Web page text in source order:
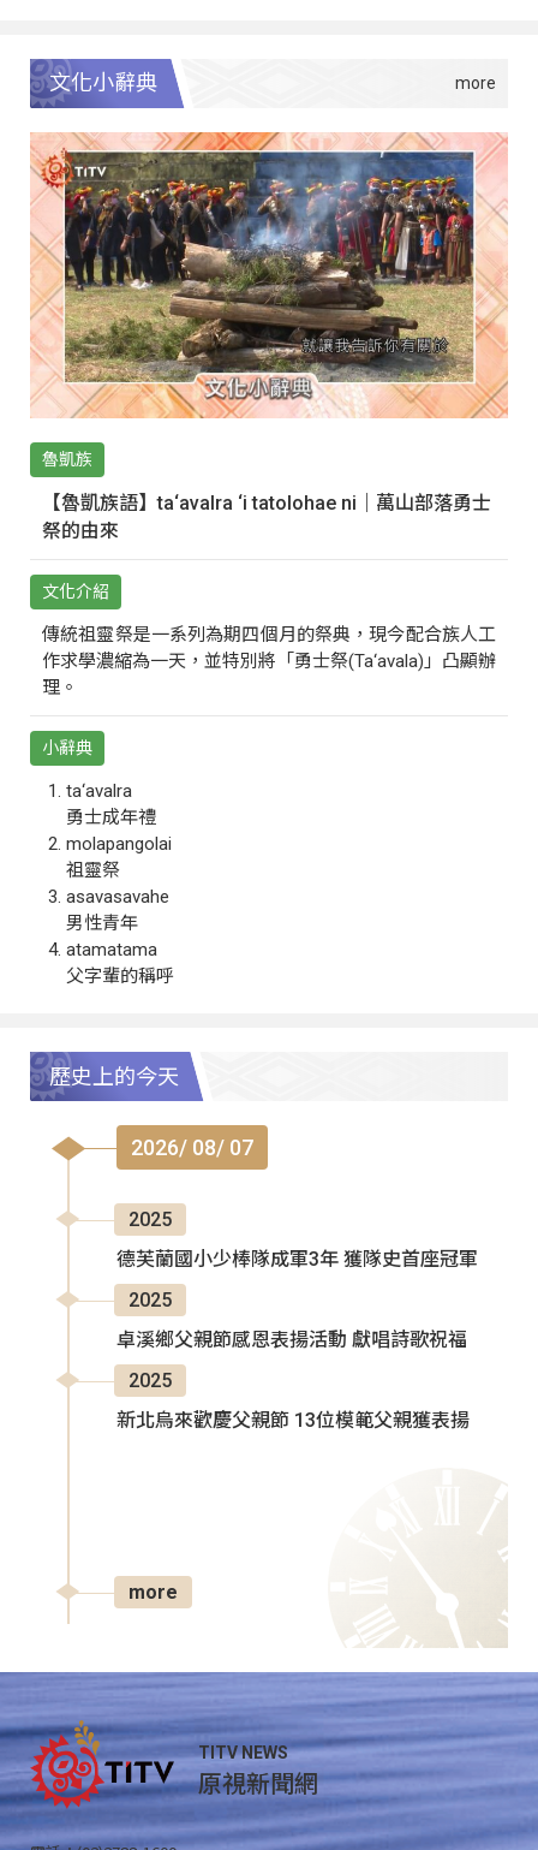
文化小辭典
魯凱族
【魯凱族語】ta‘avalra ‘i tatolohae ni｜萬山部落勇士
祭的由來
文化介紹
傳統祖靈祭是一系列為期四個月的祭典，現今配合族人工
作求學濃縮為一天，並特別將「勇士祭(Ta‘avala)」凸顯辦
理。
小辭典
ta‘avalra
勇士成年禮
molapangolai
祖靈祭
asavasavahe
男性青年
atamatama
父字輩的稱呼
歷史上的今天
2026/ 08/ 07
2025
德芙蘭國小少棒隊成軍3年 獲隊史首座冠軍
2025
卓溪鄉父親節感恩表揚活動 獻唱詩歌祝福
2025
新北烏來歡慶父親節 13位模範父親獲表揚
more
TITV NEWS
原視新聞網